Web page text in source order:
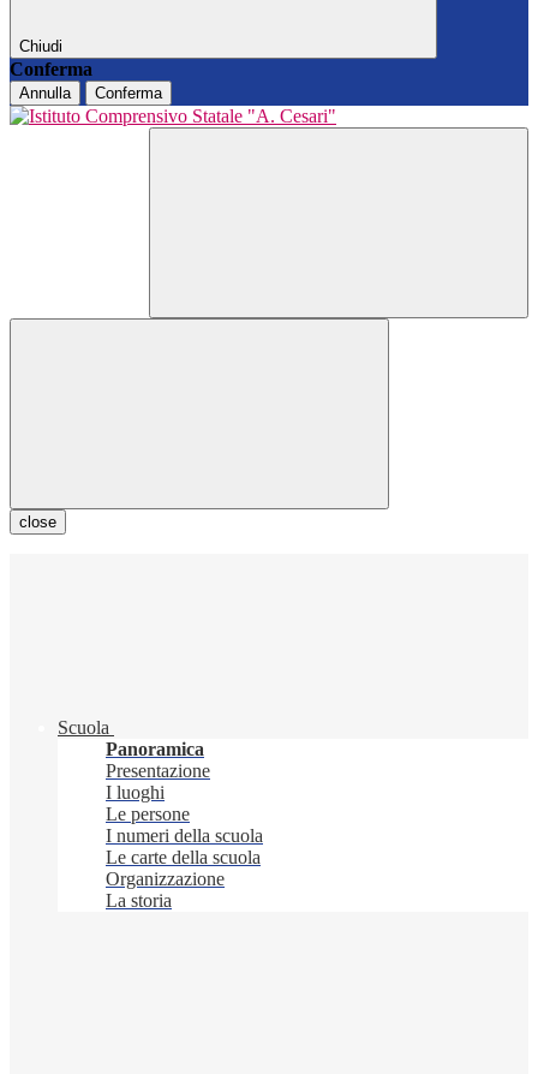
Chiudi
Conferma
Annulla Conferma
close
Scuola
Panoramica
Presentazione
I luoghi
Le persone
I numeri della scuola
Le carte della scuola
Organizzazione
La storia